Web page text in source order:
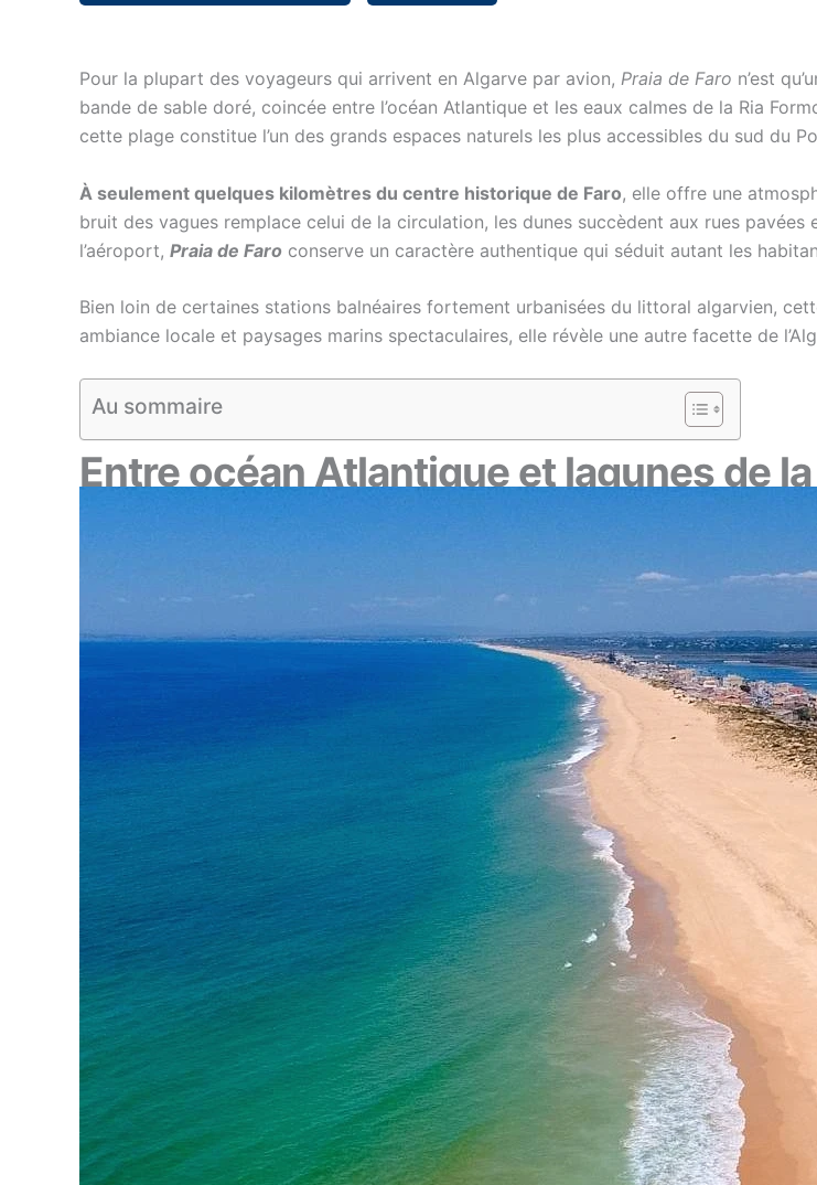
Pour la plupart des voyageurs qui arrivent en Algarve par avion, Praia de Faro n’est
bande de sable doré, coincée entre l’océan Atlantique et les eaux calmes de la Ria
cette plage constitue l’un des grands espaces naturels les plus accessibles du sud du
À seulement quelques kilomètres du centre historique de Faro, elle offre une
bruit des vagues remplace celui de la circulation, les dunes succèdent aux rues
l’aéroport, Praia de Faro conserve un caractère authentique qui séduit autant les
Bien loin de certaines stations balnéaires fortement urbanisées du littoral algarvien,
ambiance locale et paysages marins spectaculaires, elle révèle une autre facette de
Au sommaire
Entre océan Atlantique et lagunes de